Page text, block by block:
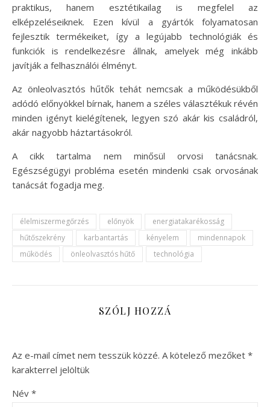
praktikus, hanem esztétikailag is megfelel az
elképzeléseiknek. Ezen kívül a gyártók folyamatosan
fejlesztik termékeiket, így a legújabb technológiák és
funkciók is rendelkezésre állnak, amelyek még inkább
javítják a felhasználói élményt.
Az önleolvasztós hűtők tehát nemcsak a működésükből
adódó előnyökkel bírnak, hanem a széles választékuk révén
minden igényt kielégítenek, legyen szó akár kis családról,
akár nagyobb háztartásokról.
A cikk tartalma nem minősül orvosi tanácsnak.
Egészségügyi probléma esetén mindenki csak orvosának
tanácsát fogadja meg.
élelmiszermegőrzés előnyök
energiatakarékosság
hűtőszekrény
karbantartás kényelem
mindennapok
működés
önleolvasztós hűtő technológia
SZÓLJ HOZZÁ
Az e-mail címet nem tesszük közzé. A kötelező mezőket *
karakterrel jelöltük
Név *